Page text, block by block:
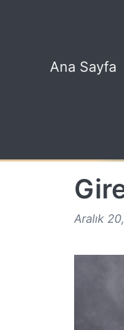
Ana Sayfa
Aralık